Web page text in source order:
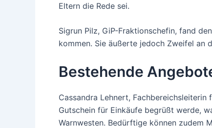
Eltern die Rede sei.
Sigrun Pilz, GiP-Fraktionschefin, fand
kommen. Sie äußerte jedoch Zweifel an
Bestehende
Cassandra Lehnert,
Gutschein für Einkäufe begrüßt werde,
Warnwesten. Bedürftige können zudem